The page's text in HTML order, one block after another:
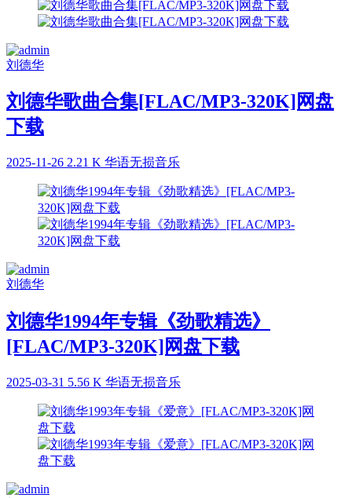
刘德华
刘德华歌曲合集[FLAC/MP3-320K]网盘
下载
2025-11-26 2.21 K 华语无损音乐
刘德华
刘德华1994年专辑《劲歌精选》
[FLAC/MP3-320K]网盘下载
2025-03-31 5.56 K 华语无损音乐